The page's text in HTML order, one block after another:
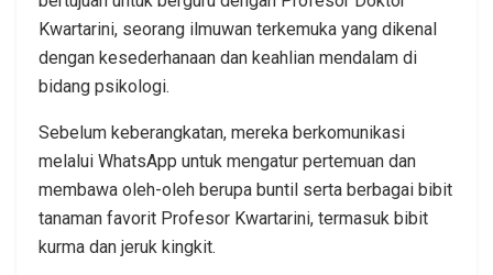
Kwartarini, seorang ilmuwan terkemuka yang dikenal
dengan kesederhanaan dan keahlian mendalam di
bidang psikologi.
Sebelum keberangkatan, mereka berkomunikasi
melalui WhatsApp untuk mengatur pertemuan dan
membawa oleh-oleh berupa buntil serta berbagai bibit
tanaman favorit Profesor Kwartarini, termasuk bibit
kurma dan jeruk kingkit.